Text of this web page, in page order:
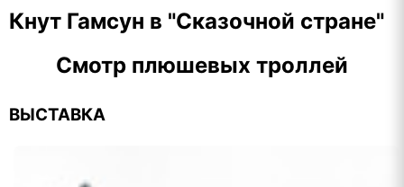
Кнут Гамсун в "Сказочной стране"
Смотр плюшевых троллей
ВЫСТАВКА